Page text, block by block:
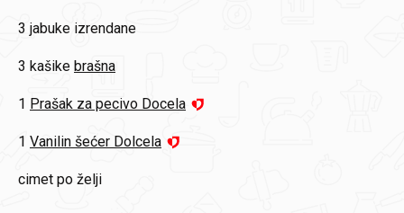
3 jabuke izrendane
3 kašike brašna
1 Prašak za pecivo Docela
1 Vanilin šećer Dolcela
cimet po želji